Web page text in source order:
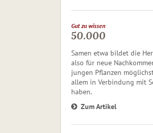
Gut zu wissen
50.000
Samen etwa bildet die
also für neue
jungen Pflanzen
allem in Verbindung mit
haben.
Zum Artikel